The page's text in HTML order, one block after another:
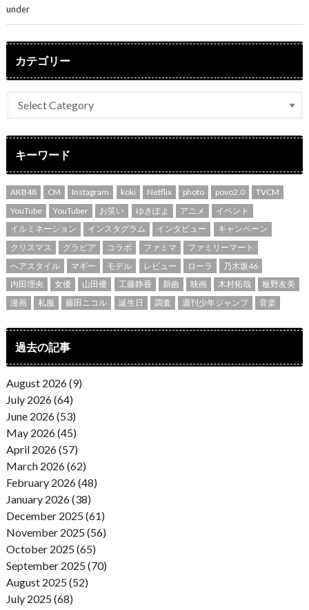
under
カテゴリー
キーワード
AKB48 CM Instagram koki Netflix photo povo2.0
TVCM
YouTube
YouTuber お笑い ゆきぽよ アニメ
イベント
イルミネーション
インスタグラム インタビュー
キャンペーン
クリスマス
グラビア コラボ ファミマ
ファミリーマート
ヘアスタイル
マギー モデル レビュー ローラ
乃木坂46
内田理央
女優 山田優 工藤静香 新曲 映画 木村拓哉
板野友美
漫画
私服 藤田ニコル 誕生日 調査 週刊少年ジャンプ 音楽
過去の記事
August 2026 (9)
July 2026 (64)
June 2026 (53)
May 2026 (45)
April 2026 (57)
March 2026 (62)
February 2026 (48)
January 2026 (38)
December 2025 (61)
November 2025 (56)
October 2025 (65)
September 2025 (70)
August 2025 (52)
July 2025 (68)